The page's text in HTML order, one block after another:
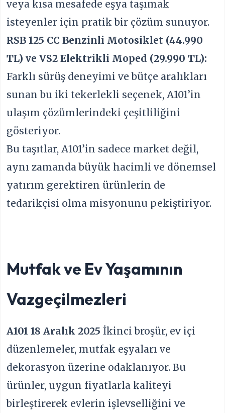
veya kısa mesafede eşya taşımak
isteyenler için pratik bir çözüm sunuyor.
RSB 125 CC Benzinli Motosiklet (44.990
TL) ve VS2 Elektrikli Moped (29.990 TL):
Farklı sürüş deneyimi ve bütçe aralıkları
sunan bu iki tekerlekli seçenek, A101’in
ulaşım çözümlerindeki çeşitliliğini
gösteriyor.
Bu taşıtlar, A101’in sadece market değil,
aynı zamanda büyük hacimli ve dönemsel
yatırım gerektiren ürünlerin de
tedarikçisi olma misyonunu pekiştiriyor.
Mutfak ve Ev Yaşamının
Vazgeçilmezleri
A101 18 Aralık 2025İkinci broşür, ev içi
düzenlemeler, mutfak eşyaları ve
dekorasyon üzerine odaklanıyor. Bu
ürünler, uygun fiyatlarla kaliteyi
birleştirerek evlerin işlevselliğini ve